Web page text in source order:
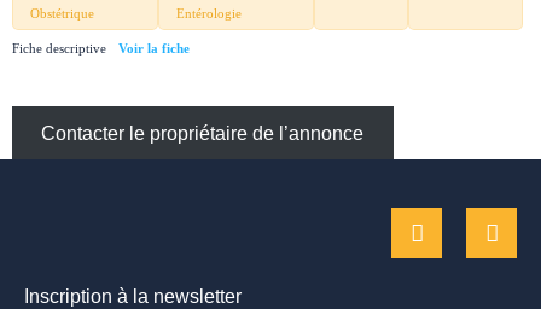
Obstétrique
Entérologie
Fiche descriptive
Contacter le propriétaire de l’annonce
Inscription à la newsletter